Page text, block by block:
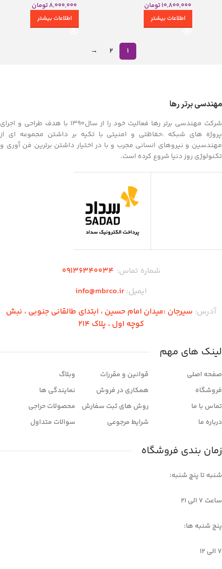
10,800,000تومان
اطلاعات بیشتر
8,000,000تومان
اطلاعات بیشتر
۱ ۲ →
مهندسی برتر رها
شرکت مهندسی برتر رها فعالیت خود را از سال1390 با هدف طراحی و اجرای
پروژه های شبکه ،حفاظتی و امنیتی با تکیه بر داشتن مجموعه ای از
مهندسین و نیروهای انسانی مجرب و با در اختیار داشتن برترین فن آوری و
تکنولوژی روز دنیا شروع کرده است.
شماره تماس:۰۹136340034
ایمیل: info@mbrco.ir
آدرس: سیرجان :میدان امام حسین ، ابتدای طالقانی جنوبی ، نبش
کوچه اول ، پلاک 214
لینک های مهم
صفحه اصلی
فروشگاه
تماس با ما
درباره ما
قوانین و مقررات
همکاری در فروش
روش های ثبت سفارش
شرایط مرجوعی
وبلاگ
نمایندگی ها
محصولات حراجی
سوالات متداول
زمان بندی فروشگاه
شنبه تا پنچ شنبه:
ساعت 7 الی ۲۱
پنج شنبه ها:
7 الی 12